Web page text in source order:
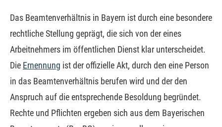
Das Beamtenverhältnis in Bayern ist durch eine besondere
rechtliche Stellung geprägt, die sich von der eines
Arbeitnehmers im öffentlichen Dienst klar unterscheidet.
Die Ernennung ist der offizielle Akt, durch den eine Person
in das Beamtenverhältnis berufen wird und der den
Anspruch auf die entsprechende Besoldung begründet.
Rechte und Pflichten ergeben sich aus dem Bayerischen